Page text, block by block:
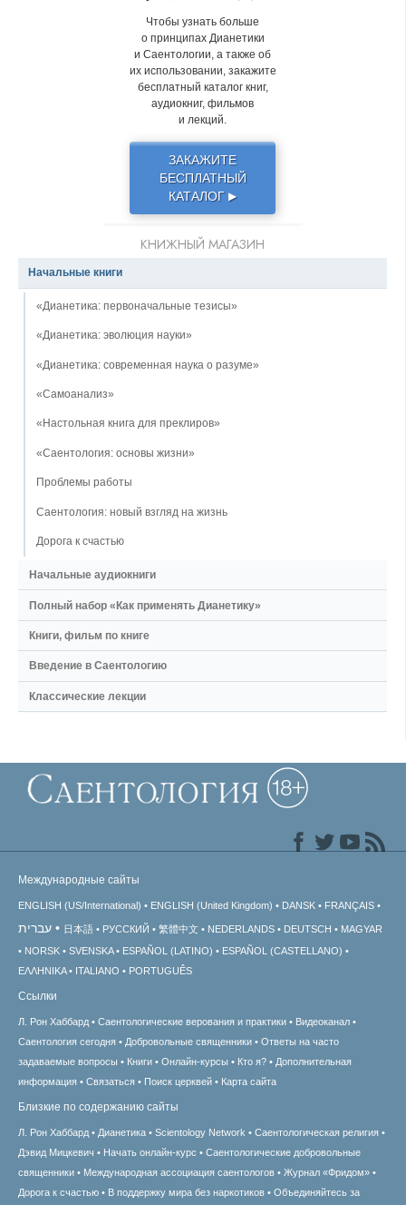
Чтобы узнать больше
о принципах Дианетики
и Саентологии, а также об
их использовании, закажите
бесплатный каталог книг,
аудиокниг, фильмов
и лекций.
ЗАКАЖИТЕ
БЕСПЛАТНЫЙ
КАТАЛОГ ▶
КНИЖНЫЙ МАГАЗИН
Начальные книги
«Дианетика: первоначальные тезисы»
«Дианетика: эволюция науки»
«Дианетика: современная наука о разуме»
«Самоанализ»
«Настольная книга для преклиров»
«Саентология: основы жизни»
Проблемы работы
Саентология: новый взгляд на жизнь
Дорога к счастью
Начальные аудиокниги
Полный набор «Как применять Дианетику»
Книги, фильм по книге
Введение в Саентологию
Классические лекции
Международные сайты
ENGLISH (US/International) ENGLISH (United Kingdom) DANSK FRANÇAIS
עברית 日本語 РУССКИЙ 繁體中文 NEDERLANDS DEUTSCH
MAGYAR
NORSK
SVENSKA ESPAÑOL (LATINO)
ESPAÑOL (CASTELLANO)
ΕΛΛΗΝΙΚA
ITALIANO PORTUGUÊS
Ссылки
Л. Рон Хаббард Саентологические верования и практики
Видеоканал
Саентология сегодня
Добровольные священники
Ответы на часто
задаваемые вопросы
Книги Онлайн-курсы Кто я?
Дополнительная
информация
Связаться Поиск церквей Карта сайта
Близкие по содержанию сайты
Л. Рон Хаббард Дианетика Scientology Network
Саентологическая религия
Дэвид Мицкевич
Начать онлайн-курс
Саентологические добровольные
священники
Международная ассоциация саентологов
Журнал «Фридом»
Дорога к счастью
В поддержку мира без наркотиков Объединяйтесь за